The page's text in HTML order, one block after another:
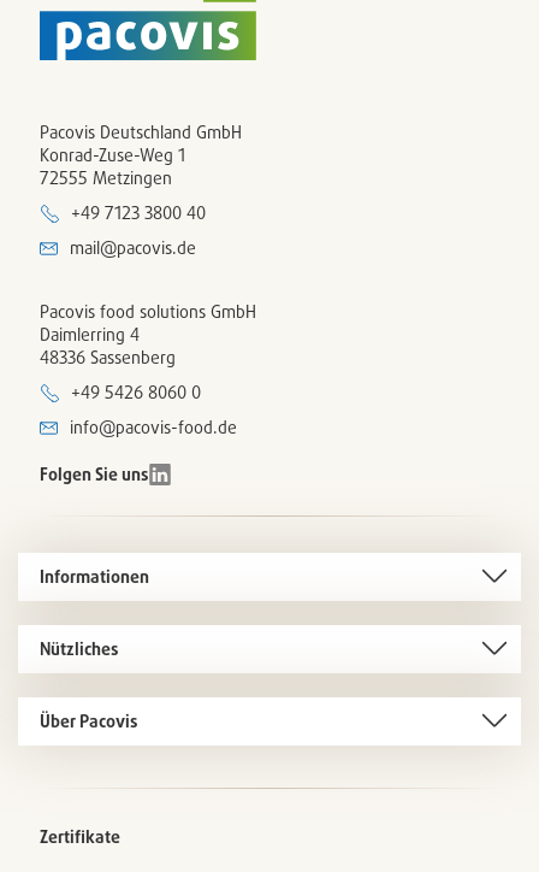
Pacovis Deutschland GmbH
Konrad-Zuse-Weg 1
72555 Metzingen
+49 7123 3800 40
mail@pacovis.de
Pacovis food solutions GmbH
Daimlerring 4
48336 Sassenberg
+49 5426 8060 0
info@pacovis-food.de
Folgen Sie uns
Informationen
Nützliches
Über Pacovis
Zertifikate